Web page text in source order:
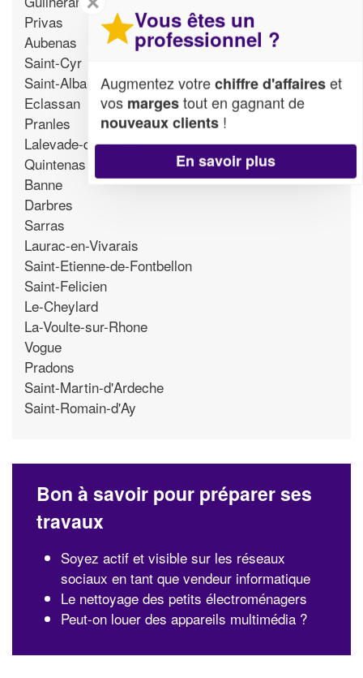
Privas
Aubenas
Saint-Cyr
Saint-Alban-d'Ay
Eclassan
Pranles
Lalevade-d'Ardeche
Quintenas
Banne
Darbres
Sarras
Laurac-en-Vivarais
Saint-Etienne-de-Fontbellon
Saint-Felicien
Le-Cheylard
La-Voulte-sur-Rhone
Vogue
Pradons
Saint-Martin-d'Ardeche
Saint-Romain-d'Ay
Bon à savoir pour préparer ses
travaux
Soyez actif et visible sur les réseaux
sociaux en tant que vendeur informatique
Le nettoyage des petits électroménagers
Peut-on louer des appareils multimédia ?
Vous êtes un
professionnel ?
Augmentez votrechiffre d'affaireset
vos margestout en gagnant de
nouveaux clients !
En savoir plus